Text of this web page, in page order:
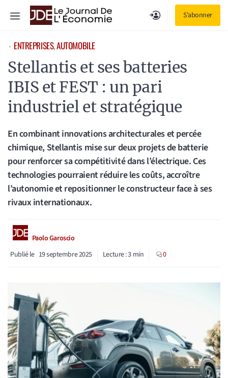
S'abonner
Menu
⋅ ENTREPRISES, AUTOMOBILE
Stellantis et ses batteries
IBIS et FEST : un pari
industriel et stratégique
En combinant innovations architecturales et percée
chimique, Stellantis mise sur deux projets de batterie
pour renforcer sa compétitivité dans l’électrique. Ces
technologies pourraient réduire les coûts, accroître
l’autonomie et repositionner le constructeur face à ses
rivaux internationaux.
Paolo Garoscio
Publié le 19 septembre 2025 Lecture :3 min 0